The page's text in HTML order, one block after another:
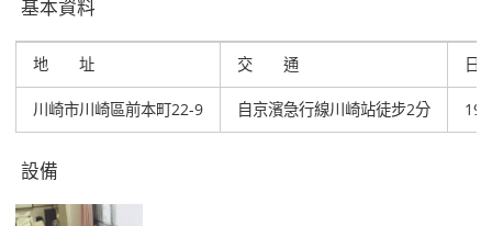
基本資料
地 址 交 通 日
川崎市川崎區前本町22-9 自京濱急行線川崎站徒步2分
設備